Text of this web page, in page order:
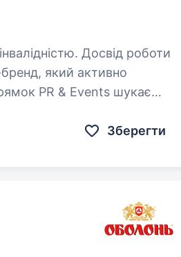
Досвід роботи
PR & Events шукає
Зберегти